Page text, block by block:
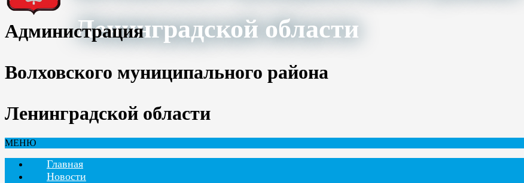
Ленинградской области
Администрация
Волховского муниципального района
Ленинградской области
МЕНЮ
Главная
Новости